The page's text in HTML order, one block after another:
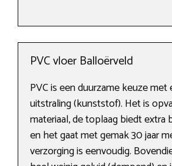
PVC vloer Balloërveld
PVC is een duurzame keuze met
uitstraling (kunststof). Het is
materiaal, de toplaag biedt extra
en het gaat met gemak 30 jaar
verzorging is eenvoudig.